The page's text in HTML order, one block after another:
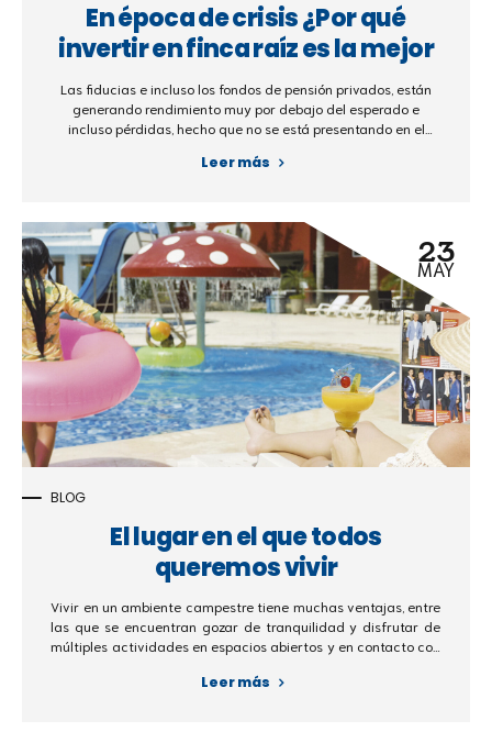
En época de crisis ¿Por qué
invertir en finca raíz es la mejor
opción?
Las fiducias e incluso los fondos de pensión privados, están
generando rendimiento muy por debajo del esperado e
incluso pérdidas, hecho que no se está presentando en el
segura y sencilla.
Leer más
BLOG
23
MAY
El lugar en el que todos
queremos vivir
Vivir en un ambiente campestre tiene muchas ventajas, entre
las que se encuentran gozar de tranquilidad y disfrutar de
múltiples actividades en espacios abiertos y en contacto con
Leer más